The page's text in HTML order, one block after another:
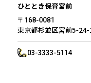
ひととき保育宮前
〒168-0081
東京都杉並区宮前5-
03-3333-5114